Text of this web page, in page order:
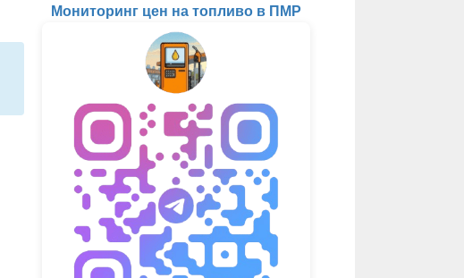
Мониторинг цен на топливо в ПМР